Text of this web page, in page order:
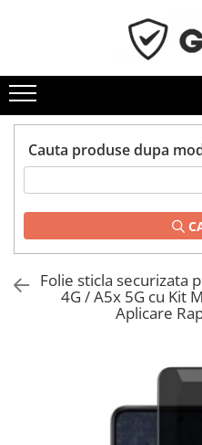
Folii de protectie
Folii Samsung
Folii Iphone
Folii Motorola
Folii OnePlus
Cauta produse dupa
Folie sticla securizata
4G / A5x 5G cu Kit
Aplicare